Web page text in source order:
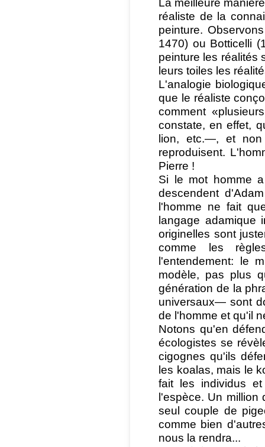
réaliste de la
peinture.
1470) ou Botticelli
peinture les
leurs toiles les
L'analogie
que le réaliste
comment
constate, en effet,
lion, etc.—, et
reproduisent.
Pierre !
Si le mot homme
descendent
l'homme ne fait
langage adamique
originelles sont
comme les
l'entendement: le
modèle, pas plus
génération de la
universaux— sont
de l'homme et qu'il
Notons qu'en
écologistes se
cigognes qu'ils
les koalas, mais le
fait les individus
l'espèce. Un million
seul couple de
comme bien
nous la rendra...